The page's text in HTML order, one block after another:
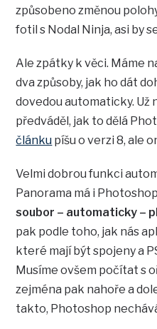
způsobeno změnou
fotil s Nodal Ninja, asi by
Ale zpátky k věci. Máme
dva způsoby, jak ho dát
dovedou automaticky. Už
předváděl, jak to dělá
článku píšu o verzi 8, ale
Velmi dobrou funkci
Panorama má i
soubor – automaticky –
pak podle toho, jak nás
které mají být spojeny a
Musíme ovšem počítat s
zejména pak nahoře a
takto, Photoshop